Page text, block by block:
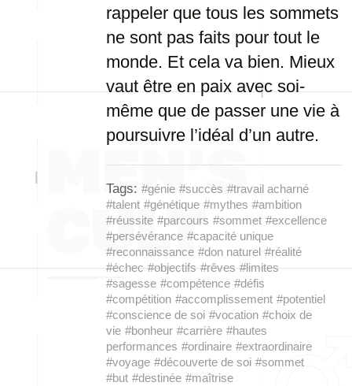
rappeler que tous les sommets
ne sont pas faits pour tout le
monde. Et cela va bien. Mieux
vaut être en paix avec soi-
même que de passer une vie à
poursuivre l’idéal d’un autre.
Tags: #génie #succès #travail acharné
#talent #génétique #mythes #ambition
#réussite #parcours #sommet #excellence
#persévérance #capacité unique
#reconnaissance #don naturel #réalité
#échec #objectifs #rêves #limites
#sagesse #compétence #défis
#compétition #accomplissement #potentiel
#conscience de soi #vocation #choix de
vie #bonheur #carrière #hautes
performances #ordinaire #extraordinaire
#voyage #découverte de soi #sommet
#but #destinée #maîtrise